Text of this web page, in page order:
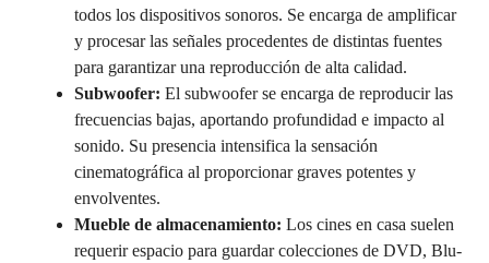
todos los dispositivos sonoros. Se encarga de amplificar
y procesar las señales procedentes de distintas fuentes
para garantizar una reproducción de alta calidad.
Subwoofer: El subwoofer se encarga de reproducir las
frecuencias bajas, aportando profundidad e impacto al
sonido. Su presencia intensifica la sensación
cinematográfica al proporcionar graves potentes y
envolventes.
Mueble de almacenamiento: Los cines en casa suelen
requerir espacio para guardar colecciones de DVD, Blu-